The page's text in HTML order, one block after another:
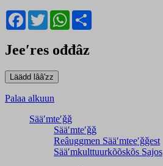
Facebook
TwitterWhatsApp
Jeeʹres ođđâz
Palaa alkuun
Sääʹmteʹǧǧ
Sääʹmteʹǧǧ
Reâuggmen Sääʹmteeʹǧǧest
Sääʹmkulttuurkõõskõs Sajos